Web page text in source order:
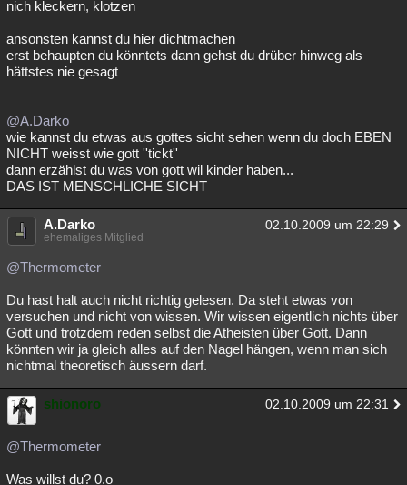
nich kleckern, klotzen
ansonsten kannst du hier dichtmachen
erst behaupten du könntets dann gehst du drüber hinweg als
hättstes nie gesagt
@A.Darko
wie kannst du etwas aus gottes sicht sehen wenn du doch EBEN
NICHT weisst wie gott ''tickt''
dann erzählst du was von gott wil kinder haben...
DAS IST MENSCHLICHE SICHT
A.Darko 02.10.2009 um 22:29
ehemaliges Mitglied
@Thermometer
Du hast halt auch nicht richtig gelesen. Da steht etwas von
versuchen und nicht von wissen. Wir wissen eigentlich nichts über
Gott und trotzdem reden selbst die Atheisten über Gott. Dann
könnten wir ja gleich alles auf den Nagel hängen, wenn man sich
nichtmal theoretisch äussern darf.
shionoro 02.10.2009 um 22:31
@Thermometer
Was willst du? 0.o